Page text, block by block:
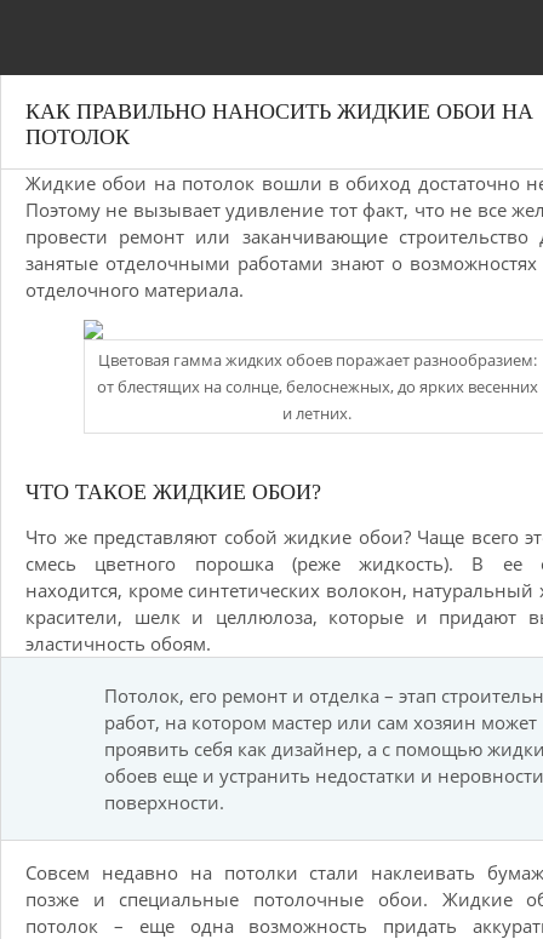
КАК ПРАВИЛЬНО НАНОСИТЬ ЖИДКИЕ ОБОИ НА
ПОТОЛОК
Жидкие обои на потолок вошли в обиход достаточно
Поэтому не вызывает удивление тот факт, что не все
провести ремонт или заканчивающие
занятые отделочными работами знают о возможностях
отделочного материала.
Цветовая гамма жидких обоев поражает разнообразием:
от блестящих на солнце, белоснежных, до ярких весенних
и летних.
ЧТО ТАКОЕ ЖИДКИЕ ОБОИ?
Что же представляют собой жидкие обои? Чаще всего
смесь цветного порошка (реже жидкость). В ее
находится, кроме синтетических волокон, натуральный
красители, шелк и целлюлоза, которые и придают
эластичность обоям.
Потолок, его ремонт и отделка – этап
работ, на котором мастер или сам хозяин может
проявить себя как дизайнер, а с помощью
обоев еще и устранить недостатки и неровности
поверхности.
Совсем недавно на потолки стали наклеивать
позже и специальные потолочные обои. Жидкие
потолок – еще одна возможность придать